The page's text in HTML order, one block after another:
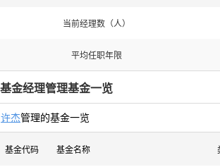
当前经理数（人）
平均任职年限
基金经理管理基金一览
许杰管理的基金一览
基金代码 基金名称